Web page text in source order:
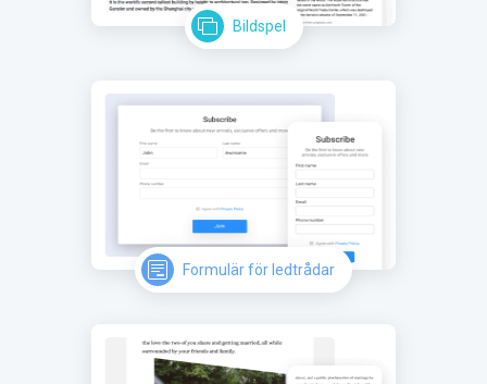
Bildspel
Formulär för ledtrådar